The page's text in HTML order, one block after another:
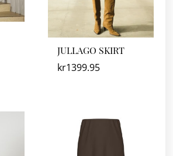
JULLAGO SKIRT
kr1399.95